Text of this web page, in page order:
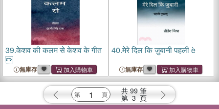
39.केशव की कलम से केशव के गीत

無庫存
40.मेरे दिल कि ज़ुबानी पहली è
無庫存
共 99 筆
第 3 頁